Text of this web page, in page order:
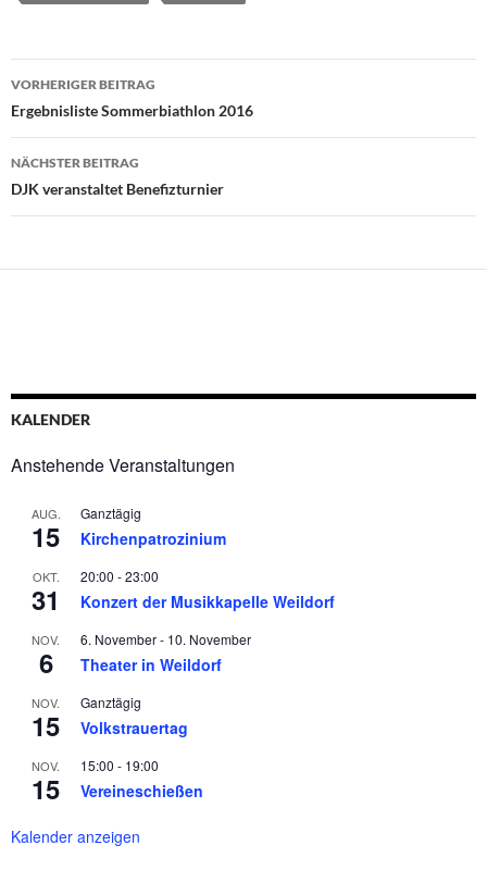
Beitragsnavigation
VORHERIGER BEITRAG
Ergebnisliste Sommerbiathlon 2016
NÄCHSTER BEITRAG
DJK veranstaltet Benefizturnier
KALENDER
Anstehende Veranstaltungen
AUG.
15
Ganztägig
Kirchenpatrozinium
OKT.
31
20:00 -23:00
Konzert der Musikkapelle Weildorf
NOV.
6
6. November- 10. November
Theater in Weildorf
NOV.
15
Ganztägig
Volkstrauertag
NOV.
15
15:00 - 19:00
Vereineschießen
Kalender anzeigen